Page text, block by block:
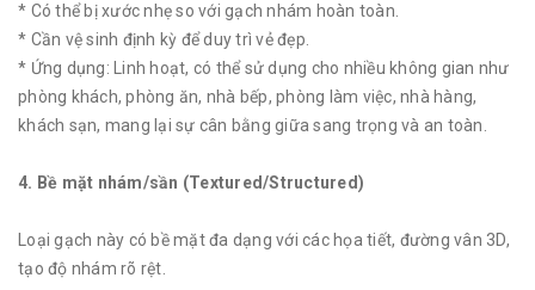
* Có thể bị xước nhẹ so với gạch nhám hoàn toàn.
* Cần vệ sinh định kỳ để duy trì vẻ đẹp.
* Ứng dụng: Linh hoạt, có thể sử dụng cho nhiều không gian như
phòng khách, phòng ăn, nhà bếp, phòng làm việc, nhà hàng,
khách sạn, mang lại sự cân bằng giữa sang trọng và an toàn.
4. Bề mặt nhám/sần (Textured/Structured)
Loại gạch này có bề mặt đa dạng với các họa tiết, đường vân 3D,
tạo độ nhám rõ rệt.